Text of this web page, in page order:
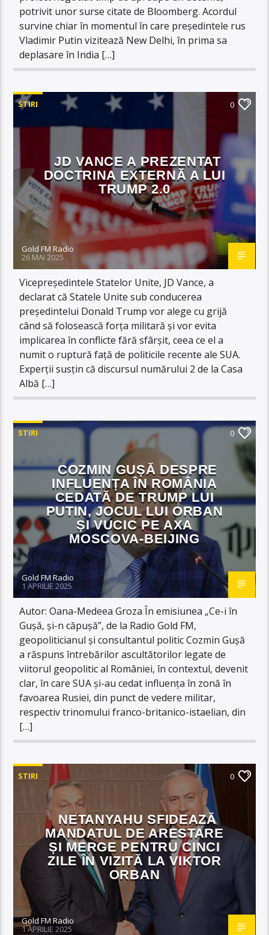
potrivit unor surse citate de Bloomberg. Acordul
survine chiar în momentul în care președintele rus
Vladimir Putin vizitează New Delhi, în prima sa
deplasare în India […]
STIRI 0
JD VANCE A PREZENTAT
DOCTRINA EXTERNĂ A LUI
TRUMP 2.0
Gold FM Radio
26 MAI 2025
Vicepreședintele Statelor Unite, JD Vance, a
declarat că Statele Unite sub conducerea
președintelui Donald Trump vor alege cu grijă
când să folosească forța militară și vor evita
implicarea în conflicte fără sfârșit, ceea ce el a
numit o ruptură față de politicile recente ale SUA.
Experții susțin că discursul numărului 2 de la Casa
Albă […]
STIRI 0
COZMIN GUȘĂ DESPRE
INFLUENȚA ÎN ROMÂNIA
CEDATĂ DE TRUMP LUI
PUTIN, JOCUL LUI ORBAN
ȘI VUCIC PE AXA
MOSCOVA-BEIJING
Gold FM Radio
1 APRILIE 2025
Autor: Oana-Medeea Groza În emisiunea „Ce-i în
Gușă, și-n căpușă”, de la Radio Gold FM,
geopoliticianul și consultantul politic Cozmin Gușă
a răspuns întrebărilor ascultătorilor legate de
viitorul geopolitic al României, în contextul, devenit
clar, în care SUA și-au cedat influența în zonă în
favoarea Rusiei, din punct de vedere militar,
respectiv trinomului franco-britanico-istaelian, din
[…]
STIRI 0
NETANYAHU SFIDEAZĂ
MANDATUL DE ARESTARE
ȘI MERGE PENTRU CINCI
ZILE ÎN VIZITĂ LA VIKTOR
ORBAN
Gold FM Radio
1 APRILIE 2025